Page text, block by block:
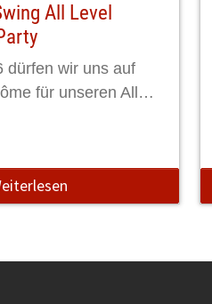
All Level
dürfen wir uns auf
für unseren All…